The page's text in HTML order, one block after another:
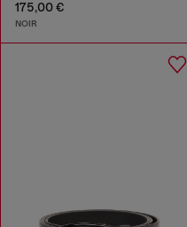
175,00 €
NOIR